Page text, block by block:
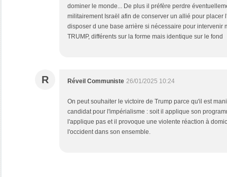
dominer le monde... De plus il préfère perdre
militairement Israël afin de conserver un allié pour placer
disposer d une base arrière si nécessaire pour intervenir
TRUMP, différents sur la forme mais identique sur le fond
R Réveil Communiste 26/01/2025 10:24
On peut souhaiter le victoire de Trump parce qu'il est
candidat pour l'impérialisme : soit il applique son
l'applique pas et il provoque une violente réaction à
l'occident dans son ensemble.